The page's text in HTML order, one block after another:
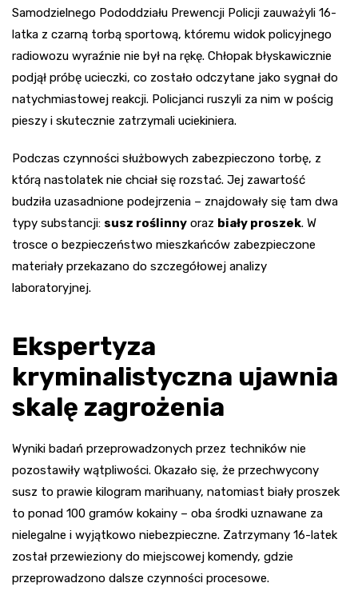
Samodzielnego Pododdziału Prewencji Policji zauważyli 16-
latka z czarną torbą sportową, któremu widok policyjnego
radiowozu wyraźnie nie był na rękę. Chłopak błyskawicznie
podjął próbę ucieczki, co zostało odczytane jako sygnał do
natychmiastowej reakcji. Policjanci ruszyli za nim w pościg
pieszy i skutecznie zatrzymali uciekiniera.
Podczas czynności służbowych zabezpieczono torbę, z
którą nastolatek nie chciał się rozstać. Jej zawartość
budziła uzasadnione podejrzenia – znajdowały się tam dwa
typy substancji: susz roślinny oraz biały proszek. W
trosce o bezpieczeństwo mieszkańców zabezpieczone
materiały przekazano do szczegółowej analizy
laboratoryjnej.
Ekspertyza
kryminalistyczna ujawnia
skalę zagrożenia
Wyniki badań przeprowadzonych przez techników nie
pozostawiły wątpliwości. Okazało się, że przechwycony
susz to prawie kilogram marihuany, natomiast biały proszek
to ponad 100 gramów kokainy – oba środki uznawane za
nielegalne i wyjątkowo niebezpieczne. Zatrzymany 16-latek
został przewieziony do miejscowej komendy, gdzie
przeprowadzono dalsze czynności procesowe.